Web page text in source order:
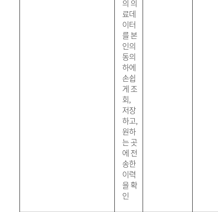
의 의
료데
이터
를 본
인의
동의
하에
손쉽
게 조
회,
저장
하고,
원하
는 곳
에 전
송한
이력
을 확
인